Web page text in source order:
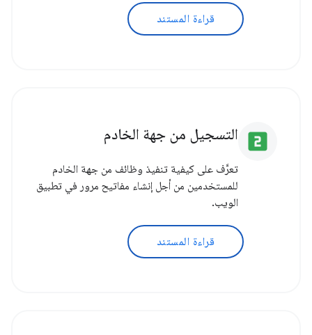
قراءة المستند
looks_two التسجيل من جهة الخادم
تعرَّف على كيفية تنفيذ وظائف من جهة الخادم
للمستخدمين من أجل إنشاء مفاتيح مرور في تطبيق
الويب.
قراءة المستند